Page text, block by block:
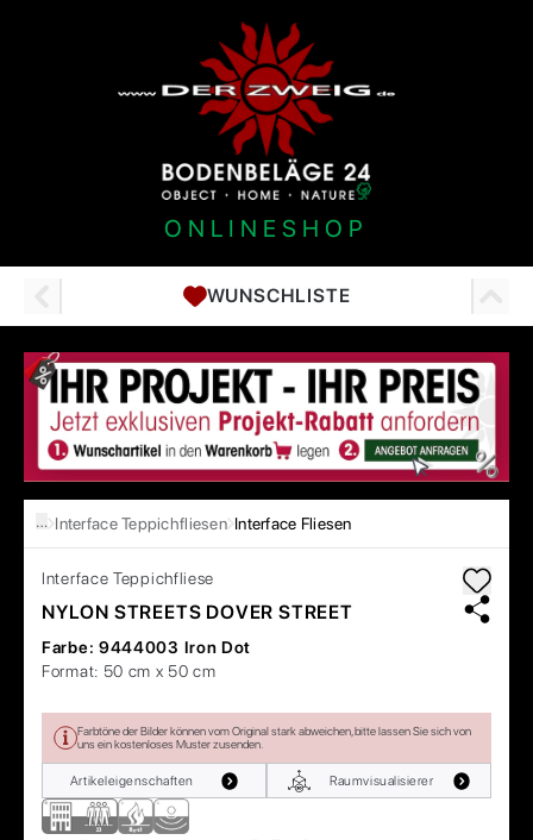
ONLINESHOP
WUNSCHLISTE
… Interface Teppichfliesen Interface Fliesen
Interface Teppichfliese
NYLON STREETS DOVER STREET
Farbe: 9444003 Iron Dot
Format: 50 cm x 50 cm
Farbtöne der Bilder können vom Original stark abweichen, bitte lassen Sie sich von
uns ein kostenloses Muster zusenden.
Artikeleigenschaften Raumvisualisierer